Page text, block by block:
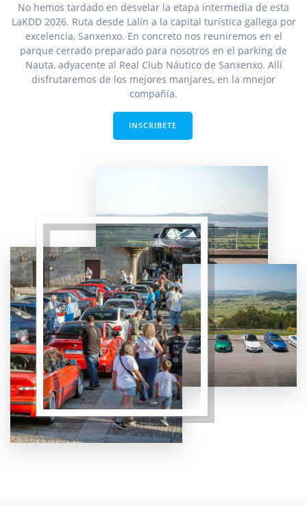
No hemos tardado en desvelar la etapa intermedia de esta
LaKDD 2026. Ruta desde Lalín a la capital turística gallega por
excelencia, Sanxenxo. En concreto nos reuniremos en el
parque cerrado preparado para nosotros en el parking de
Nauta, adyacente al Real Club Náutico de Sanxenxo. Allí
disfrutaremos de los mejores manjares, en la mnejor
compañía.
INSCRIBETE